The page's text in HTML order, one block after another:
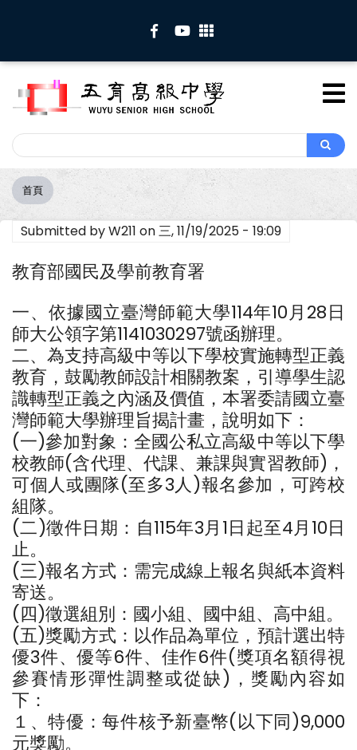
內
Search
Search
導
航
連
首頁
Submitted byW211 on三, 11/19/2025 - 19:09
教育部國民及學前教育署
一、依據國立臺灣師範大學114年10月28日
師大公領字第1141030297號函辦理。
二、為支持高級中等以下學校實施轉型正義
教育，鼓勵教師設計相關教案，引導學生認
識轉型正義之內涵及價值，本署委請國立臺
灣師範大學辦理旨揭計畫，說明如下：
(一)參加對象：全國公私立高級中等以下學
校教師(含代理、代課、兼課與實習教師)，
可個人或團隊(至多3人)報名參加，可跨校
組隊。
(二)徵件日期：自115年3月1日起至4月10日
止。
(三)報名方式：需完成線上報名與紙本資料
寄送。
(四)徵選組別：國小組、國中組、高中組。
(五)獎勵方式：以作品為單位，預計選出特
優3件、優等6件、佳作6件(獎項名額得視
參賽情形彈性調整或從缺)，獎勵內容如
下：
１、特優：每件核予新臺幣(以下同)9,000
元獎勵。